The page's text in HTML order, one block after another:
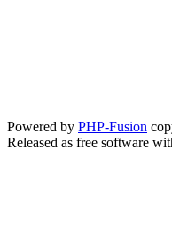
Powered by PHP-Fusion
Released as free software